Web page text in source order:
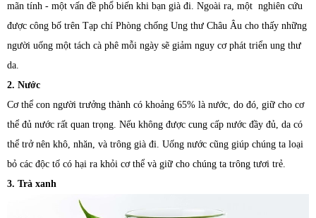
mãn tính - một vấn đề phổ biến khi bạn già đi. Ngoài ra, một nghiên cứu
được công bố trên Tạp chí Phòng chống Ung thư Châu Âu cho thấy những
người uống một tách cà phê mỗi ngày sẽ giảm nguy cơ phát triển ung thư
da.
2. Nước
Cơ thể con người trưởng thành có khoảng 65% là nước, do đó, giữ cho cơ
thể đủ nước rất quan trọng. Nếu không được cung cấp nước đầy đủ, da có
thể trở nên khô, nhăn, và trông già đi. Uống nước cũng giúp chúng ta loại
bỏ các độc tố có hại ra khỏi cơ thể và giữ cho chúng ta trông tươi trẻ.
3. Trà xanh